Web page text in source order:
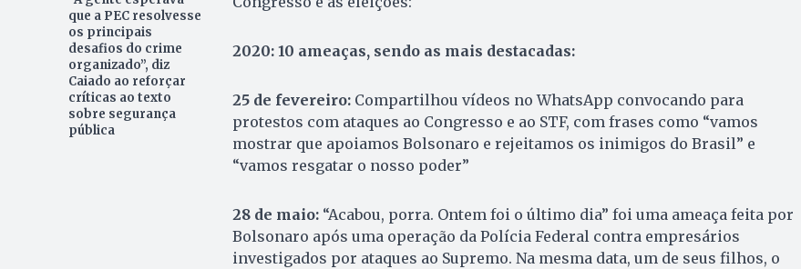
que a PEC resolvesse
os principais
desafios do crime
organizado”, diz
Caiado ao reforçar
críticas ao texto
sobre segurança
pública
2020: 10 ameaças, sendo as mais destacadas:
25 de fevereiro: Compartilhou vídeos no WhatsApp convocando para
protestos com ataques ao Congresso e ao STF, com frases como “vamos
mostrar que apoiamos Bolsonaro e rejeitamos os inimigos do Brasil” e
“vamos resgatar o nosso poder”
28 de maio:“Acabou, porra. Ontem foi o último dia” foi uma ameaça feita por
Bolsonaro após uma operação da Polícia Federal contra empresários
investigados por ataques ao Supremo. Na mesma data, um de seus filhos, o